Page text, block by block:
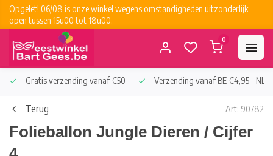
Opgelet! 06/08 is onze winkel wegens omstandigheden uitzonderlijk
open tussen 15u00 tot 18u00.
0
Gratis verzending vanaf €50 Verzending vanaf BE €4,95 - NL
Terug Art: 90782
Folieballon Jungle Dieren / Cijfer